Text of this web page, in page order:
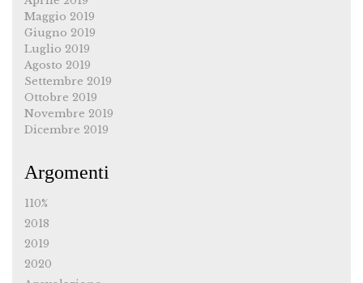
Maggio 2019
Giugno 2019
Luglio 2019
Agosto 2019
Settembre 2019
Ottobre 2019
Novembre 2019
Dicembre 2019
Argomenti
110%
2018
2019
2020